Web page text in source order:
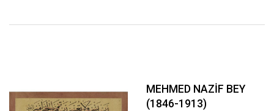
MEHMED NAZİF BEY
(1846-1913)